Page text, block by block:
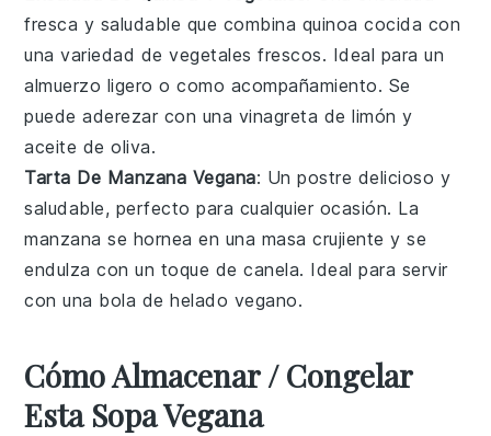
fresca y saludable que combina quinoa cocida con
una variedad devegetales frescos. Ideal para un
almuerzo ligero o como acompañamiento. Se
puede aderezar con una vinagreta de limón y
aceite de oliva.
Tarta De Manzana Vegana: Un postre delicioso y
saludable, perfecto para cualquier ocasión. La
manzana se hornea en una masa crujiente y se
endulza con un toque de canela. Ideal para servir
con una bola de helado vegano.
Cómo Almacenar / Congelar
Esta Sopa Vegana